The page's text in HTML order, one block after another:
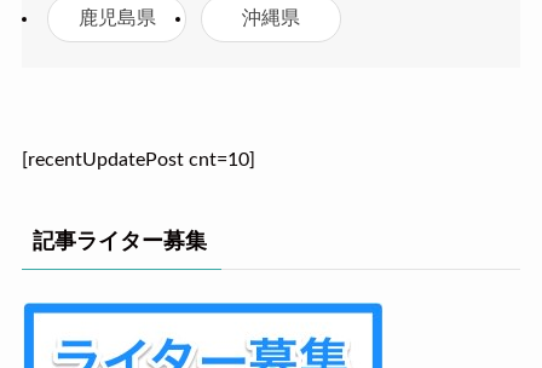
鹿児島県 沖縄県
[recentUpdatePost cnt=10]
記事ライター募集